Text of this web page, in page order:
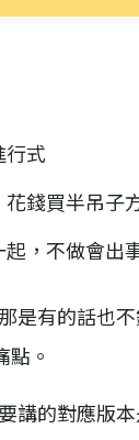
行式
錢買半吊子
，不做會出
是有的話也
。
講的對應版